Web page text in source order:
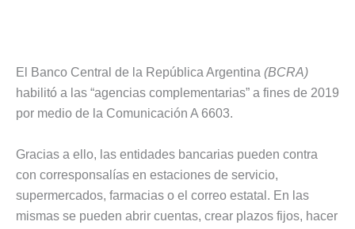
El Banco Central de la República Argentina (BCRA)
habilitó a las “agencias complementarias” a fines de 2019
por medio de la Comunicación A 6603.
Gracias a ello, las entidades bancarias pueden contra
con corresponsalías en estaciones de servicio,
supermercados, farmacias o el correo estatal. En las
mismas se pueden abrir cuentas, crear plazos fijos, hacer